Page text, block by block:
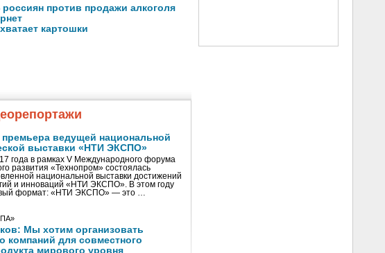
россиян против продажи алкоголя
картошки
премьера ведущей национальной
выставки «НТИ ЭКСПО»
года в рамках V Международного форума
развития «Технопром» состоялась
национальной выставки достижений
и инноваций «НТИ ЭКСПО». В этом году
формат: «НТИ ЭКСПО» — это …
Мы хотим организовать
компаний для совместного
мирового уровня